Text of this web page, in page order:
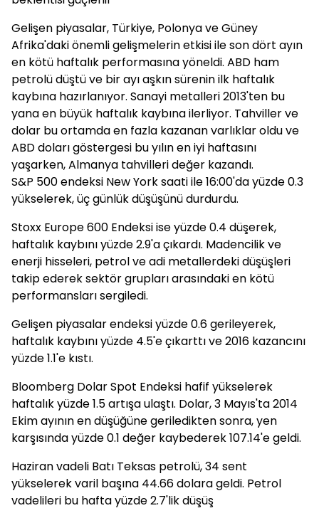
Gelişen piyasalar, Türkiye, Polonya ve Güney
Afrika'daki önemli gelişmelerin etkisi ile son dört ayın
en kötü haftalık performasına yöneldi. ABD ham
petrolü düştü ve bir ayı aşkın sürenin ilk haftalık
kaybına hazırlanıyor. Sanayi metalleri 2013'ten bu
yana en büyük haftalık kaybına ilerliyor. Tahviller ve
dolar bu ortamda en fazla kazanan varlıklar oldu ve
ABD doları göstergesi bu yılın en iyi haftasını
yaşarken, Almanya tahvilleri değer kazandı.
S&P 500 endeksi New York saati ile 16:00'da yüzde 0.3
yükselerek, üç günlük düşüşünü durdurdu.
Stoxx Europe 600 Endeksi ise yüzde 0.4 düşerek,
haftalık kaybını yüzde 2.9'a çıkardı. Madencilik ve
enerji hisseleri, petrol ve adi metallerdeki düşüşleri
takip ederek sektör grupları arasındaki en kötü
performansları sergiledi.
Gelişen piyasalar endeksi yüzde 0.6 gerileyerek,
haftalık kaybını yüzde 4.5'e çıkarttı ve 2016 kazancını
yüzde 1.1'e kıstı.
Bloomberg Dolar Spot Endeksi hafif yükselerek
haftalık yüzde 1.5 artışa ulaştı. Dolar, 3 Mayıs'ta 2014
Ekim ayının en düşüğüne geriledikten sonra, yen
karşısında yüzde 0.1 değer kaybederek 107.14'e geldi.
Haziran vadeli Batı Teksas petrolü, 34 sent
yükselerek varil başına 44.66 dolara geldi. Petrol
vadelileri bu hafta yüzde 2.7'lik düşüş